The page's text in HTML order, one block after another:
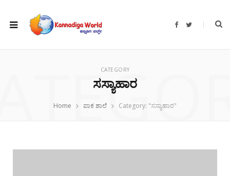
F
b
T
t
CATEGORY
ಸಸ್ಯಾಹಾರ
Home ಪಾಕ ಶಾಲೆ Category: "ಸಸ್ಯಾಹಾರ"